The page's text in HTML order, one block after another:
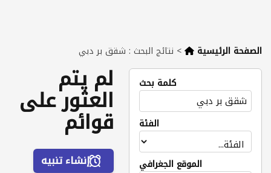
الصفحة الرئيسية > نتائج البحث : شقق بر دبي
كلمة بحث
الفئة
الموقع الجغرافي
لم يتم
العثور على
قوائم
إنشاء تنبيه